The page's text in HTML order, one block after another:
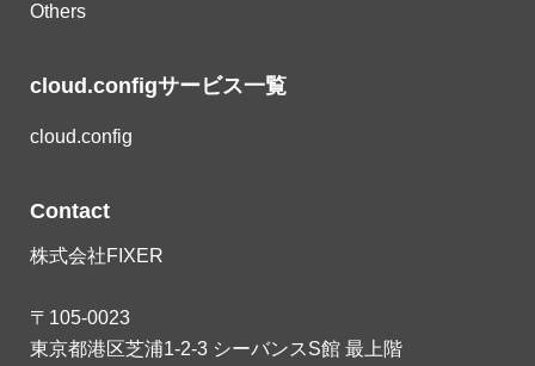
Others
cloud.configサービス一覧
cloud.config
Contact
株式会社FIXER
〒105-0023
東京都港区芝浦1-2-3 シーバンスS館 最上階